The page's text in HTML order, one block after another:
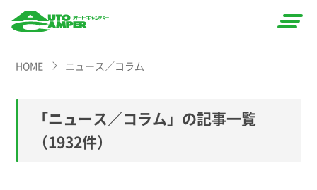
CAMPER
（オート
キャン
HOME ニュース／コラム
「ニュース／コラム」の記事一覧
（1932件）